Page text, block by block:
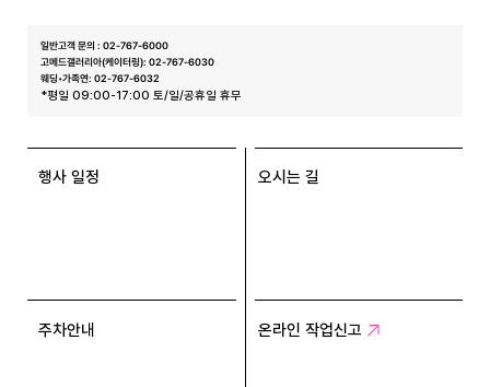
일반고객 문의 : 02-767-6000
고메드갤러리아(케이터링): 02-767-6030
웨딩•가족연: 02-767-6032
*평일 09:00-17:00 토/일/공휴일 휴무
행사 일정 오시는 길
주차안내 온라인 작업신고